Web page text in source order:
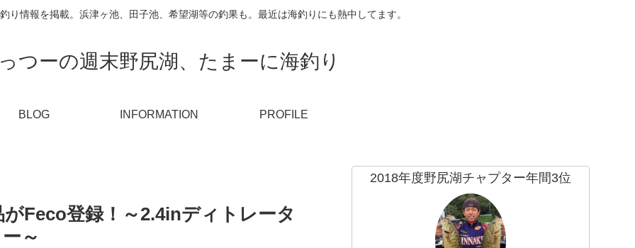
り情報を掲載。浜津ヶ池、田子池、希望湖等の釣果も。最近は海釣りにも熱中してます。
つーの週末野尻湖、たまーに海釣り
BLOG INFORMATION PROFILE
Feco登録！～2.4inディトレータ
～
2018年度野尻湖チャプター年間3位